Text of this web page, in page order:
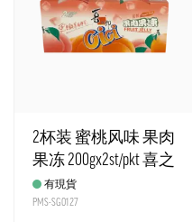
2杯装 蜜桃风味 果肉
果冻 200gx2st/pkt 喜之
郎 中国
有現貨
PMS-SG0127